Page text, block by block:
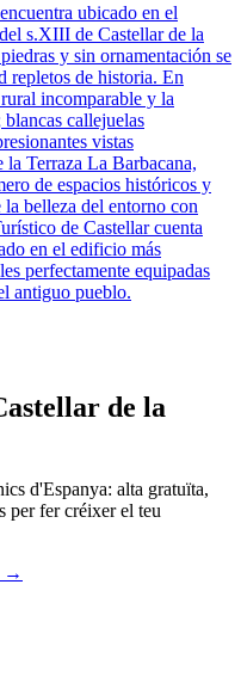
ubicado en el
s.XIII de Castellar de la
y sin ornamentación se
repletos de historia. En
incomparable y la
callejuelas
vistas
la Terraza La Barbacana,
de espacios históricos y
belleza del entorno con
de Castellar cuenta
en el edificio más
perfectamente equipadas
antiguo pueblo.
de la
d'Espanya: alta gratuïta,
per fer créixer el teu
→